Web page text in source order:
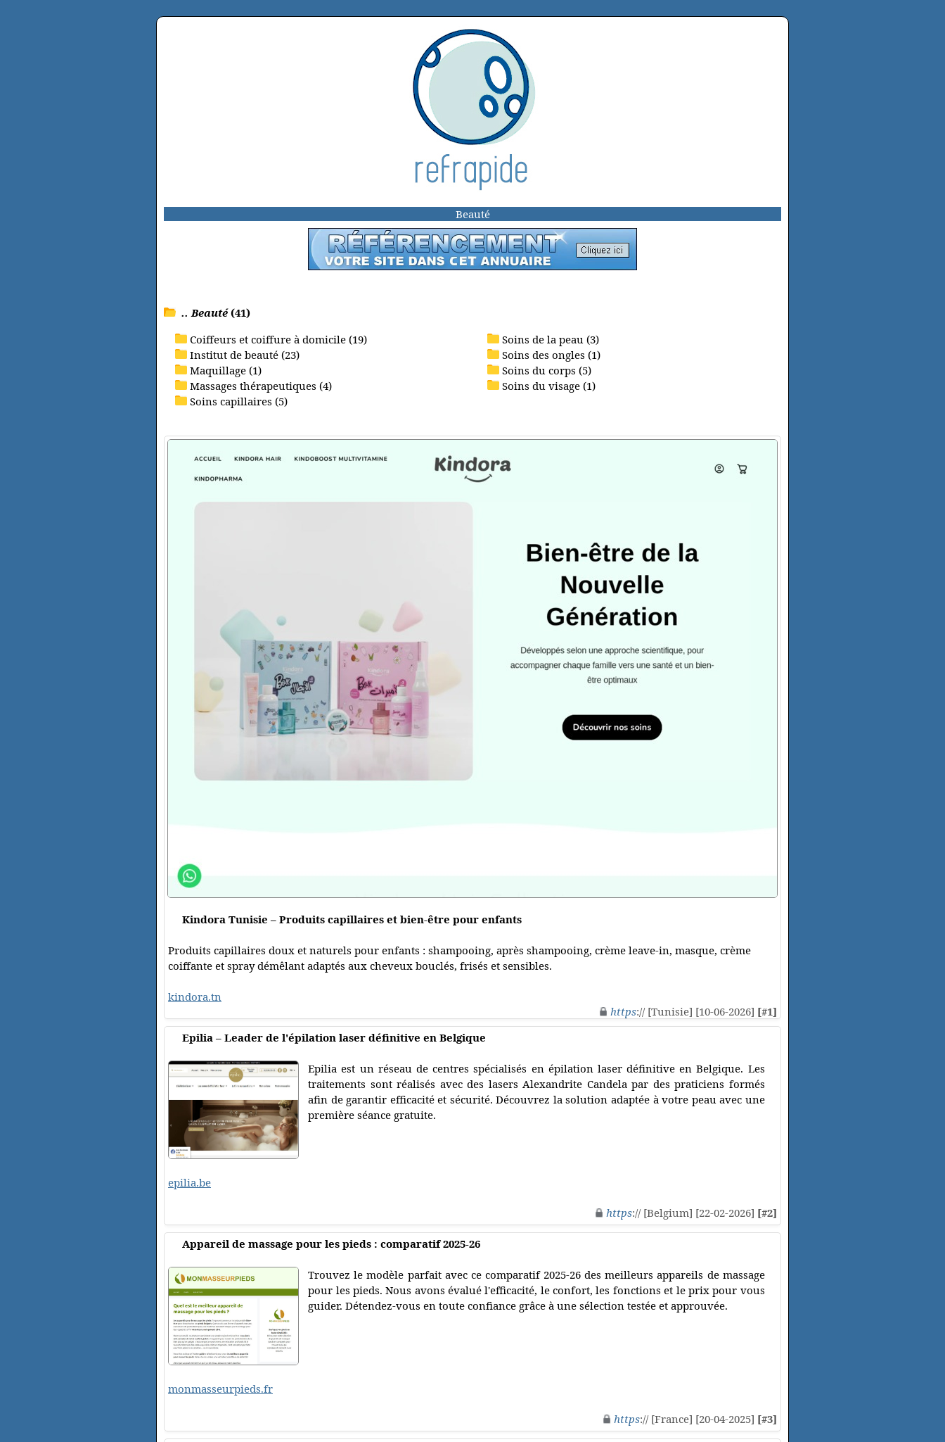
Beauté
.. Beauté(41)
Coiffeurs et coiffure à domicile (19)
Institut de beauté (23)
Maquillage (1)
Massages thérapeutiques (4)
Soins capillaires (5)
Soins de la peau (3)
Soins des ongles (1)
Soins du corps (5)
Soins du visage (1)
Kindora Tunisie – Produits capillaires et bien-être pour enfants
Produits capillaires doux et naturels pour enfants : shampooing, après shampooing, crème leave-in, masque, crème
coiffante et spray démêlant adaptés aux cheveux bouclés, frisés et sensibles.
kindora.tn
https:// [Tunisie] [10-06-2026] [#1]
Epilia – Leader de l'épilation laser définitive en Belgique
Epilia est un réseau de centres spécialisés en épilation laser définitive en Belgique. Les
traitements sont réalisés avec des lasers Alexandrite Candela par des praticiens formés
afin de garantir efficacité et sécurité. Découvrez la solution adaptée à votre peau avec une
première séance gratuite.
epilia.be
https:// [Belgium] [22-02-2026] [#2]
Appareil de massage pour les pieds : comparatif 2025-26
Trouvez le modèle parfait avec ce comparatif 2025-26 des meilleurs appareils de massage
pour les pieds. Nous avons évalué l'efficacité, le confort, les fonctions et le prix pour vous
guider. Détendez-vous en toute confiance grâce à une sélection testée et approuvée.
monmasseurpieds.fr
https:// [France] [20-04-2025] [#3]